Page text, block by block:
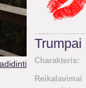
Trumpai
Charakteris:
Reikalavimai